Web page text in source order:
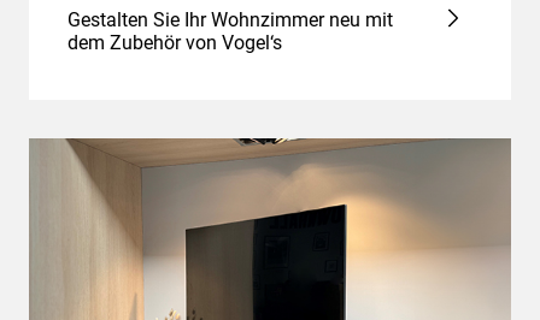
Gestalten Sie Ihr Wohnzimmer neu mit
dem Zubehör von Vogel‘s